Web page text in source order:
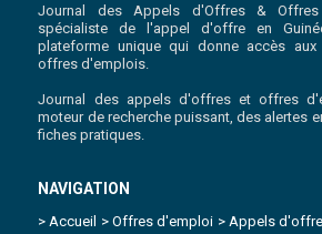
Journal des Appels d'Offres &
spécialiste de l'appel d'offre en
plateforme unique qui donne accès
offres d'emplois.
Journal des appels d'offres et offres
moteur de recherche puissant, des alertes
fiches pratiques.
NAVIGATION
> Accueil > Offres d'emploi > Appels